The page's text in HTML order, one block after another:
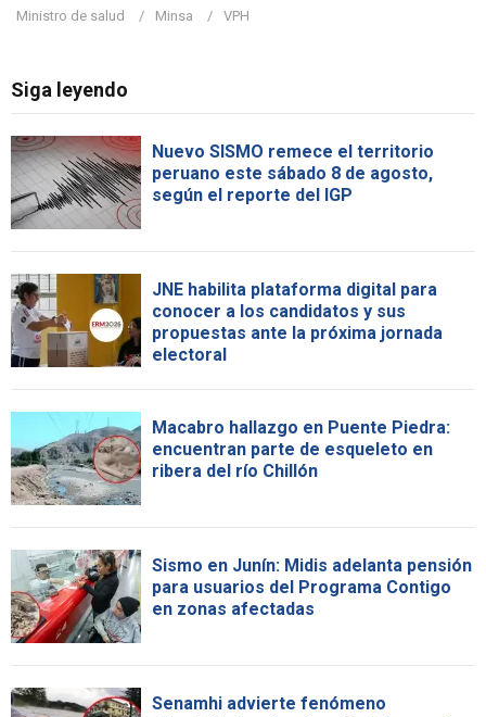
Ministro de salud
Minsa VPH
Siga leyendo
Nuevo SISMO remece el territorio
peruano este sábado 8 de agosto,
según el reporte del IGP
JNE habilita plataforma digital para
conocer a los candidatos y sus
propuestas ante la próxima jornada
electoral
Macabro hallazgo en Puente Piedra:
encuentran parte de esqueleto en
ribera del río Chillón
Sismo en Junín: Midis adelanta pensión
para usuarios del Programa Contigo
en zonas afectadas
Senamhi advierte fenómeno